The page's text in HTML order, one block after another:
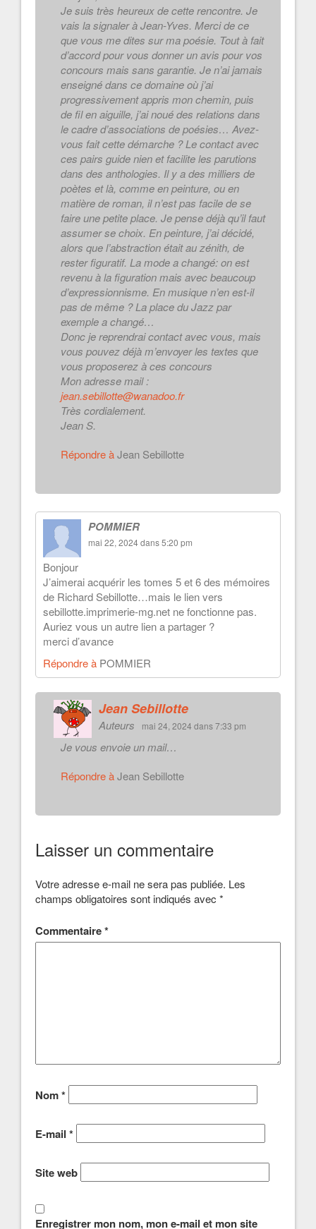
Je suis très heureux de cette rencontre. Je
vais la signaler à Jean-Yves. Merci de ce
que vous me dites sur ma poésie. Tout à fait
d’accord pour vous donner un avis pour vos
concours mais sans garantie. Je n’ai jamais
enseigné dans ce domaine où j’ai
progressivement appris mon chemin, puis
de fil en aiguille, j’ai noué des relations dans
le cadre d’associations de poésies… Avez-
vous fait cette démarche ? Le contact avec
ces pairs guide nien et facilite les parutions
dans des anthologies. Il y a des milliers de
poètes et là, comme en peinture, ou en
matière de roman, il n’est pas facile de se
faire une petite place. Je pense déjà qu’il faut
assumer se choix. En peinture, j’ai décidé,
alors que l’abstraction était au zénith, de
rester figuratif. La mode a changé: on est
revenu à la figuration mais avec beaucoup
d’expressionnisme. En musique n’en est-il
pas de même ? La place du Jazz par
exemple a changé…
Donc je reprendrai contact avec vous, mais
vous pouvez déjà m’envoyer les textes que
vous proposerez à ces concours
Mon adresse mail :
jean.sebillotte@wanadoo.fr
Très cordialement.
Jean S.
Répondre àJean Sebillotte
POMMIER
mai 22, 2024 dans 5:20 pm
Bonjour
J’aimerai acquérir les tomes 5 et 6 des mémoires
de Richard Sebillotte…mais le lien vers
sebillotte.imprimerie-mg.net ne fonctionne pas.
Auriez vous un autre lien a partager ?
merci d’avance
Répondre à POMMIER
Jean Sebillotte
Auteurs mai 24, 2024 dans 7:33 pm
Je vous envoie un mail…
Répondre àJean Sebillotte
Laisser un commentaire
Votre adresse e-mail ne sera pas publiée. Les
champs obligatoires sont indiqués avec *
Commentaire*
Nom*
E-mail *
Site web
Enregistrer mon nom, mon e-mail et mon site